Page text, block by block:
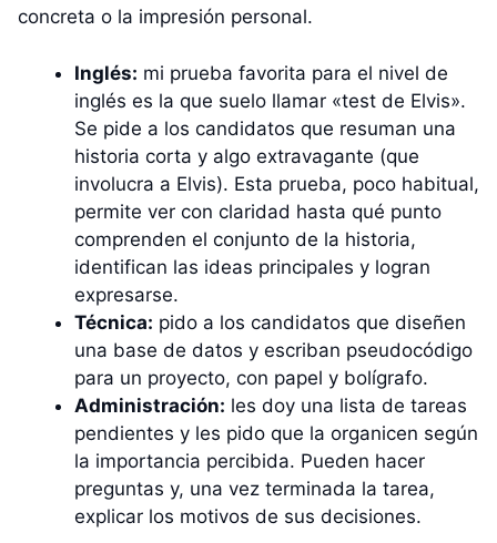
concreta o la impresión personal.
Inglés: mi prueba favorita para el nivel de
inglés es la que suelo llamar «test de Elvis».
Se pide a los candidatos que resuman una
historia corta y algo extravagante (que
involucra a Elvis). Esta prueba, poco habitual,
permite ver con claridad hasta qué punto
comprenden el conjunto de la historia,
identifican las ideas principales y logran
expresarse.
Técnica: pido a los candidatos que diseñen
una base de datos y escriban pseudocódigo
para un proyecto, con papel y bolígrafo.
Administración: les doy una lista de tareas
pendientes y les pido que la organicen según
la importancia percibida. Pueden hacer
preguntas y, una vez terminada la tarea,
explicar los motivos de sus decisiones.